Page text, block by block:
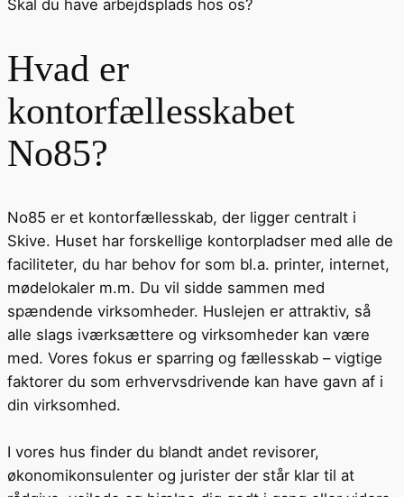
Skal du have arbejdsplads hos os?
Hvad er
kontorfællesskabet
No85?
No85 er et kontorfællesskab, der ligger centralt i
Skive. Huset har forskellige kontorpladser med alle de
faciliteter, du har behov for som bl.a. printer, internet,
mødelokaler m.m. Du vil sidde sammen med
spændende virksomheder. Huslejen er attraktiv, så
alle slags iværksættere og virksomheder kan være
med. Vores fokus er sparring og fællesskab – vigtige
faktorer du som erhvervsdrivende kan have gavn af i
din virksomhed.
I vores hus finder du blandt andet revisorer,
økonomikonsulenter og jurister der står klar til at